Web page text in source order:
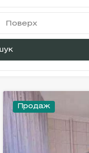
Поверх
Продаж